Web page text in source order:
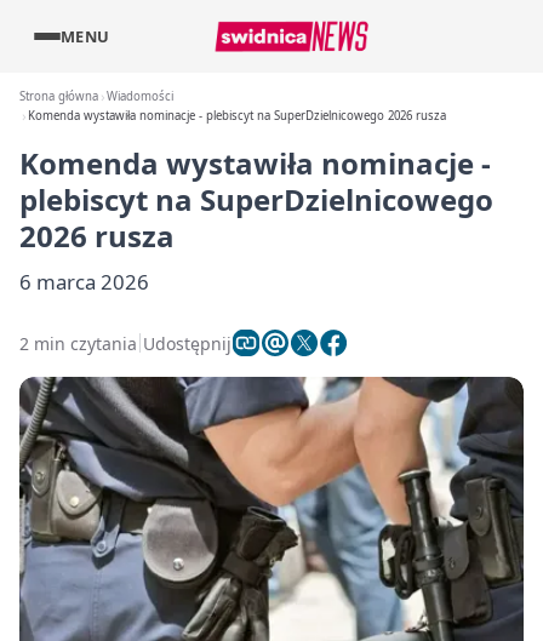
MENU
Strona główna Wiadomości
Komenda wystawiła nominacje - plebiscyt na SuperDzielnicowego 2026 rusza
Komenda wystawiła nominacje -
plebiscyt na SuperDzielnicowego
2026 rusza
6 marca 2026
2 min czytania Udostępnij